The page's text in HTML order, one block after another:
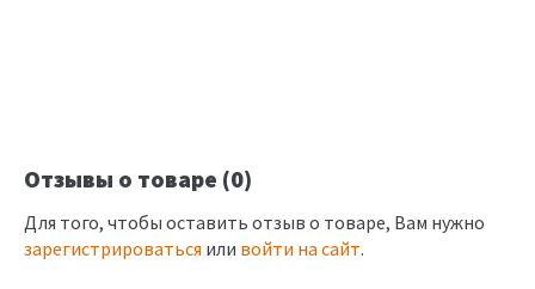
Отзывы о товаре (0)
Для того, чтобы оставить отзыв о товаре, Вам нужно
зарегистрироваться или войти на сайт.